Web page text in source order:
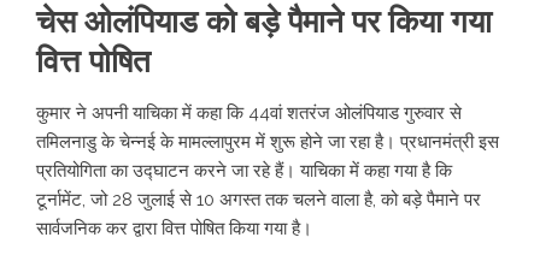
चेस ओलंपियाड को बड़े पैमाने पर किया गया
वित्त पोषित
कुमार ने अपनी याचिका में कहा कि 44वां शतरंज ओलंपियाड गुरुवार से
तमिलनाडु के चेन्नई के मामल्लापुरम में शुरू होने जा रहा है। प्रधानमंत्री इस
प्रतियोगिता का उद्घाटन करने जा रहे हैं। याचिका में कहा गया है कि
टूर्नामेंट, जो 28 जुलाई से 10 अगस्त तक चलने वाला है, को बड़े पैमाने पर
सार्वजनिक कर द्वारा वित्त पोषित किया गया है।